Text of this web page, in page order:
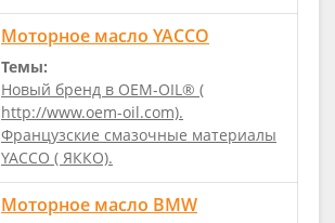
Моторное масло YACCO
Темы:
Новый бренд в ОЕМ-OIL® (
http://www.oem-oil.com).
Французские смазочные материалы
YACCO ( ЯККО).
Моторное масло BMW